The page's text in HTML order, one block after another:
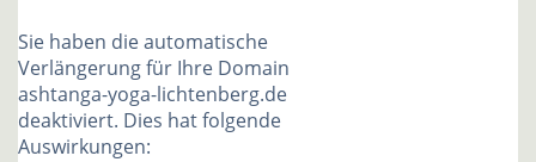
Sie haben die automatische
Verlängerung für Ihre Domain
ashtanga-yoga-lichtenberg.de
deaktiviert. Dies hat folgende
Auswirkungen: